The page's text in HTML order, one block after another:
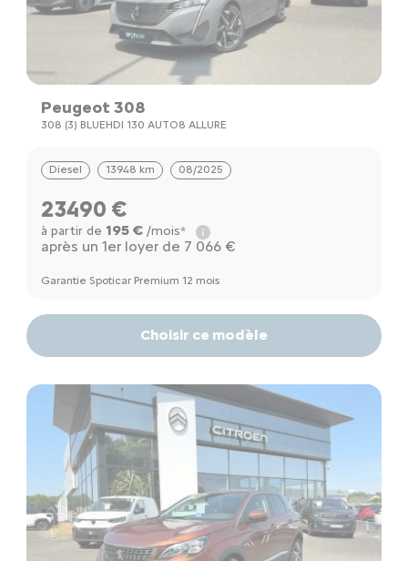
Peugeot 308
308 (3) BLUEHDI 130 AUTO8 ALLURE
Diesel 13948 km 08/2025
23490 €
à partir de 195 €/mois*
après un 1er loyer de 7 066 €
Garantie Spoticar Premium 12 mois
Choisir ce modèle